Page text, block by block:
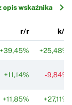
opis wskaźnika
r/r k/k
+39,45% +25,48%
+11,14% -9,84%
+11,85% +27,11%